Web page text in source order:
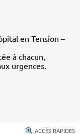
en Tension –
à chacun,
urgences.
ACCÈS RAPIDES